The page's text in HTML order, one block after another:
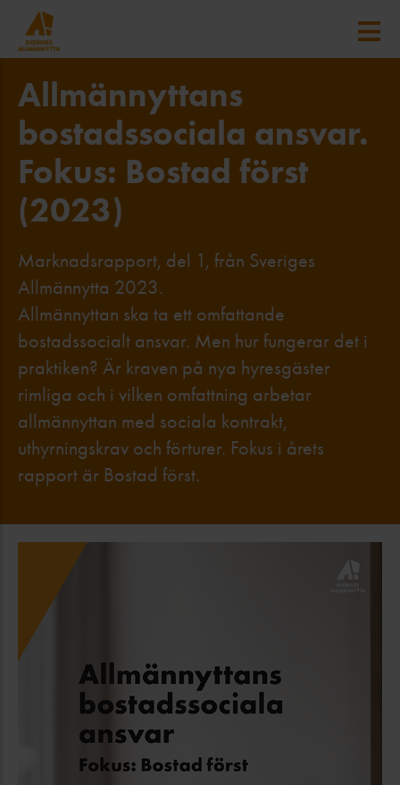
Allmännyttans
bostadssociala ansvar.
Fokus: Bostad först
(2023)
Marknadsrapport, del 1, från Sveriges
Allmännytta 2023.
Allmännyttan ska ta ett omfattande
bostadssocialt ansvar. Men hur fungerar det i
praktiken? Är kraven på nya hyresgäster
rimliga och i vilken omfattning arbetar
allmännyttan med sociala kontrakt,
uthyrningskrav och förturer. Fokus i årets
rapport är Bostad först.